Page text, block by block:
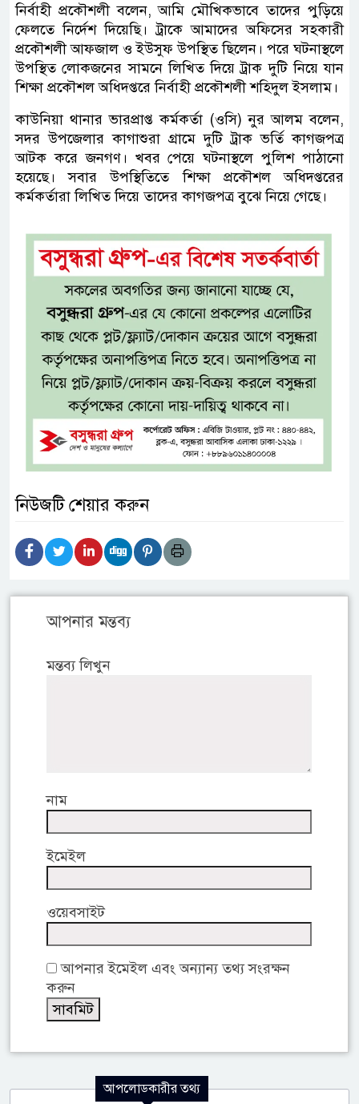
নির্বাহী প্রকৌশলী বলেন, আমি মৌখিকভাবে তাদের পুড়িয়ে
ফেলতে নির্দেশ দিয়েছি। ট্রাকে আমাদের অফিসের সহকারী
প্রকৌশলী আফজাল ও ইউসুফ উপস্থিত ছিলেন। পরে ঘটনাস্থলে
উপস্থিত লোকজনের সামনে লিখিত দিয়ে ট্রাক দুটি নিয়ে যান
শিক্ষা প্রকৌশল অধিদপ্তরে নির্বাহী প্রকৌশলী শহিদুল ইসলাম।
কাউনিয়া থানার ভারপ্রাপ্ত কর্মকর্তা (ওসি) নুর আলম বলেন,
সদর উপজেলার কাগাশুরা গ্রামে দুটি ট্রাক ভর্তি কাগজপত্র
আটক করে জনগণ। খবর পেয়ে ঘটনাস্থলে পুলিশ পাঠানো
হয়েছে। সবার উপস্থিতিতে শিক্ষা প্রকৌশল অধিদপ্তরের
কর্মকর্তারা লিখিত দিয়ে তাদের কাগজপত্র বুঝে নিয়ে গেছে।
নিউজটি শেয়ার করুন
আপনার মন্তব্য
মন্তব্য লিখুন
নাম
ইমেইল
ওয়েবসাইট
আপনার ইমেইল এবং অন্যান্য তথ্য সংরক্ষন
করুন
আপলোডকারীর তথ্য